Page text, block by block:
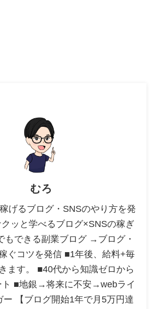
むろ
げるブログ・SNSのやり方を発
ッと学べるブログ×SNSの稼ぎ
できる副業ブログ →ブログ・
ぐコツを発信 ■1年後、給料+毎
ます。 ■40代から知識ゼロから
ト ■地銀→将来に不安→webライ
【ブログ開始1年で月5万円達